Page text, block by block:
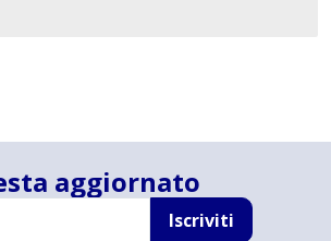
aggiornato
Iscriviti